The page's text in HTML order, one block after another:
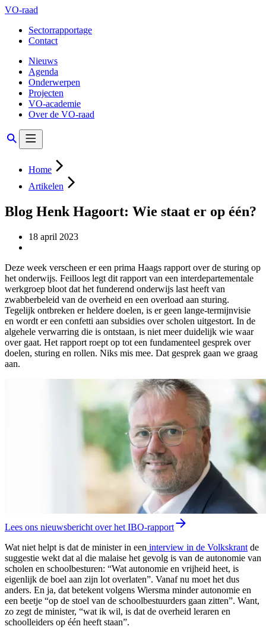
VO-raad
Sectorrapportage
Contact
Nieuws
Agenda
Onderwerpen
Projecten
VO-academie
Over de VO-raad
Home
Artikelen
Blog Henk Hagoort: Wie staat er op één?
18 april 2023
Deze week verscheen er een prima Haags rapport over de sturing op
het onderwijs. Feilloos legt dit rapport van een interdepartementale
werkgroep bloot dat het funderend onderwijs last heeft van
zwabberbeleid van de overheid en een overload aan sturing.
Tegelijk ontbreken er heldere doelen, is er geen lange-termijnvisie
en wordt er een confetti aan subsidies over scholen uitgestort. In de
algehele verwarring die is ontstaan, is niet meer duidelijk wie waar
over gaat. Het rapport roept op tot een fundamenteel gesprek over
doelen, sturing en rollen. Niks mis mee. Dat gesprek gaan we graag
aan.
Lees ons nieuwsbericht over het IBO-rapport
Wat niet helpt is dat de minister in een interview in de Volkskrant de
suggestie wekt dat al die malaise het gevolg is van de autonomie van
scholen en schoolbesturen: “Wat autonomie en vrijheid heet, is
eigenlijk de boel aan zijn lot overlaten”. Vanaf nu moet het dus
anders. En ja, dat betekent volgens Wiersma minder autonomie en
een beetje “op de stoel van de schoolbestuurders gaan zitten”. Want,
zo zegt de minister, “wat ik wil, is dat de overheid leraren en
schoolleiders op één heeft staan”.